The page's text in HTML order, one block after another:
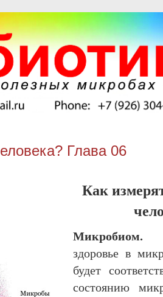
Глава 06
Как
Микробиом.
здоровье в
будет
состоянию